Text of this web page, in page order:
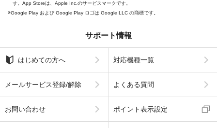
す。App Storeは、Apple Inc.のサービスマークです。
Google Play および Google Play ロゴは Google LLC の商標です。
サポート情報
はじめての方へ 対応機種一覧
メールサービス登録/解除 よくある質問
お問い合わせ ポイント表示設定